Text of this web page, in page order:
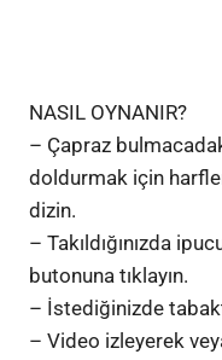
NASIL OYNANIR?
– Çapraz
doldurmak için
dizin.
– Takıldığınızda
butonuna tıklayın.
– İstediğinizde
– Video izleyerek